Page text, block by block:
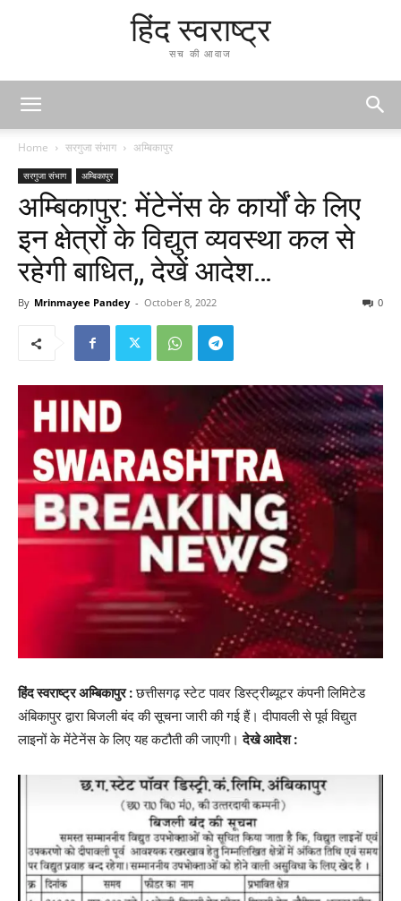
हिंद स्वराष्ट्र
सच की आवाज
Home सरगुजा संभाग अम्बिकापुर
सरगुजा संभाग अम्बिकापुर
अम्बिकापुर: मेंटेनेंस के कार्यों के लिए
इन क्षेत्रों के विद्युत व्यवस्था कल से
रहेगी बाधित,, देखें आदेश…
By Mrinmayee Pandey - October 8, 2022 0
हिंद स्वराष्ट्र अम्बिकापुर :छत्तीसगढ़ स्टेट पावर डिस्ट्रीब्यूटर कंपनी लिमिटेड
अंबिकापुर द्वारा बिजली बंद की सूचना जारी की गई हैं। दीपावली से पूर्व विद्युत
लाइनों के मेंटेनेंस के लिए यह कटौती की जाएगी।देखे आदेश :